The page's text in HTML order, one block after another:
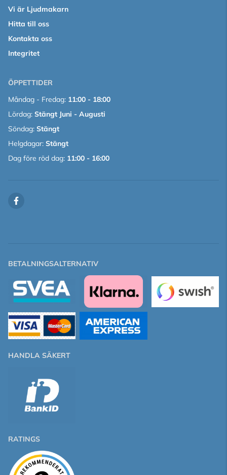
Vi är Ljudmakarn
Hitta till oss
Kontakta oss
Integritet
ÖPPETTIDER
Måndag - Fredag: 11:00 - 18:00
Lördag: Stängt Juni - Augusti
Söndag: Stängt
Helgdagar: Stängt
Dag före röd dag: 11:00 - 16:00
BETALNINGSALTERNATIV
HANDLA SÄKERT
RATINGS